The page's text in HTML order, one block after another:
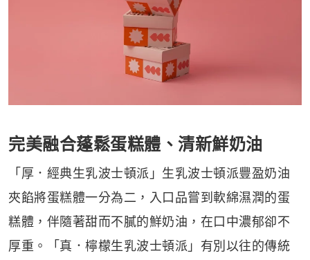
完美融合蓬鬆蛋糕體、清新鮮奶油
「厚．經典生乳波士頓派」生乳波士頓派豐盈奶油
夾餡將蛋糕體一分為二，入口品嘗到軟綿濕潤的蛋
糕體，伴隨著甜而不膩的鮮奶油，在口中濃郁卻不
厚重。「真．檸檬生乳波士頓派」有別以往的傳統